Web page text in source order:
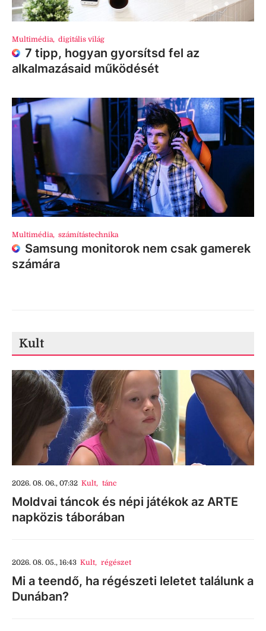
Multimédia, digitális világ
7 tipp, hogyan gyorsítsd fel az
alkalmazásaid működését
Multimédia, számítástechnika
Samsung monitorok nem csak gamerek
számára
Kult
2026. 08. 06., 07:32 Kult, tánc
Moldvai táncok és népi játékok az ARTE
napközis táborában
2026. 08. 05., 16:43 Kult, régészet
Mi a teendő, ha régészeti leletet találunk a
Dunában?